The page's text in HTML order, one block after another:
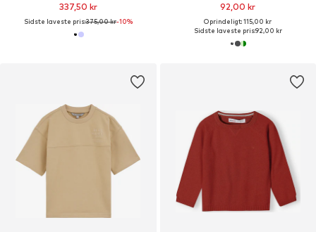
337,50 kr
Sidste laveste pris:375,00 kr-10%
92,00 kr
Oprindeligt: 115,00 kr
Sidste laveste pris:92,00 kr